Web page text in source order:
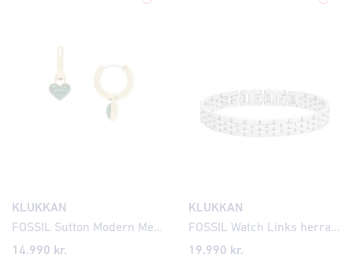
KLUKKAN
FOSSIL Sutton Modern Meadows gylltir eyrnalokkar JF04859
14.990 kr.
KLUKKAN
FOSSIL Watch Links herraarmband JF04825
19.990 kr.